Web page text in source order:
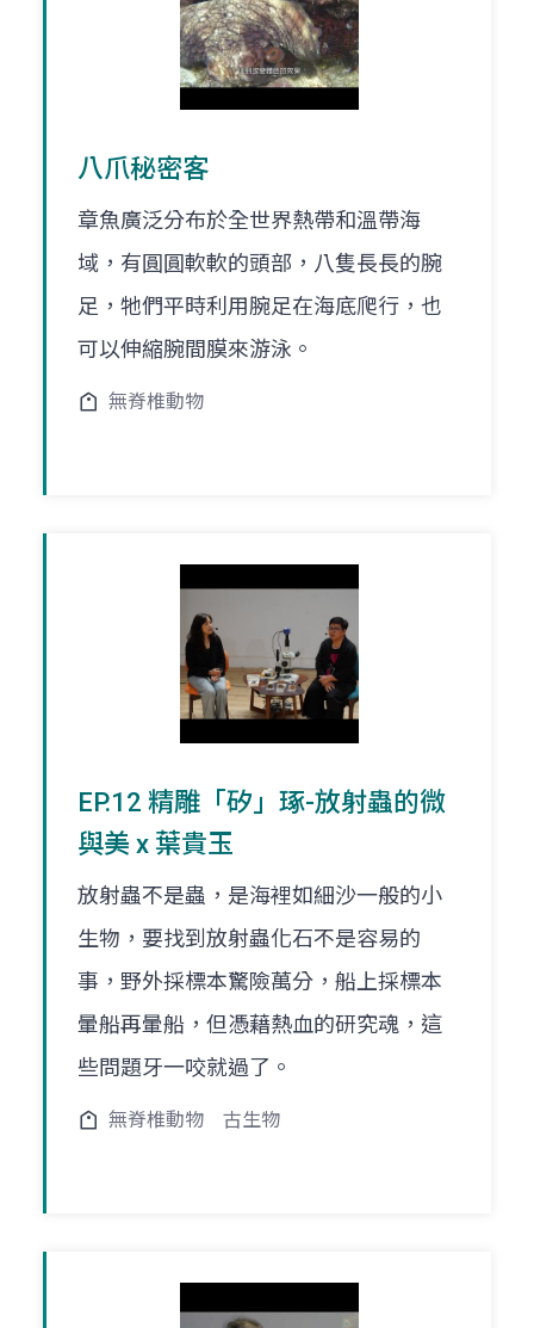
八爪秘密客
章魚廣泛分布於全世界熱帶和溫帶海
域，有圓圓軟軟的頭部，八隻長長的腕
足，牠們平時利用腕足在海底爬行，也
可以伸縮腕間膜來游泳。
無脊椎動物
EP.12 精雕「矽」琢-放射蟲的微
與美 x 葉貴玉
放射蟲不是蟲，是海裡如細沙一般的小
生物，要找到放射蟲化石不是容易的
事，野外採標本驚險萬分，船上採標本
暈船再暈船，但憑藉熱血的研究魂，這
些問題牙一咬就過了。
無脊椎動物 古生物